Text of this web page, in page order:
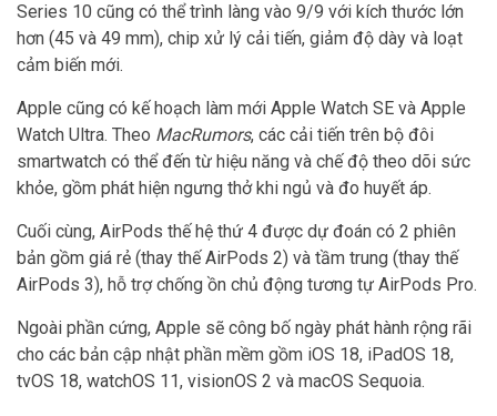
Series 10 cũng có thể trình làng vào 9/9 với kích thước lớn
hơn (45 và 49 mm), chip xử lý cải tiến, giảm độ dày và loạt
cảm biến mới.
Apple cũng có kế hoạch làm mới Apple Watch SE và Apple
Watch Ultra. Theo MacRumors, các cải tiến trên bộ đôi
smartwatch có thể đến từ hiệu năng và chế độ theo dõi sức
khỏe, gồm phát hiện ngưng thở khi ngủ và đo huyết áp.
Cuối cùng, AirPods thế hệ thứ 4 được dự đoán có 2 phiên
bản gồm giá rẻ (thay thế AirPods 2) và tầm trung (thay thế
AirPods 3), hỗ trợ chống ồn chủ động tương tự AirPods Pro.
Ngoài phần cứng, Apple sẽ công bố ngày phát hành rộng rãi
cho các bản cập nhật phần mềm gồm iOS 18, iPadOS 18,
tvOS 18, watchOS 11, visionOS 2 và macOS Sequoia.